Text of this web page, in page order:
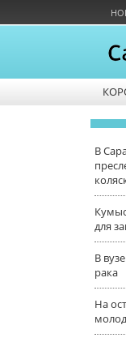
В
для
В
рака
На